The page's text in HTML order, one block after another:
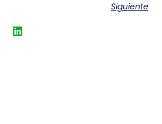
Siguiente